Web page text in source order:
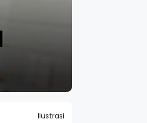
Ilustrasi